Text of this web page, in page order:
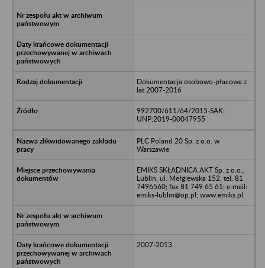
Dokumentacja osobowo-płacowa z
lat 2007-2016
992700/611/64/2015-SAK;
UNP:2019-00047955
PLC Poland 20 Sp. z o.o. w
Warszawie
EMIKS SKŁADNICA AKT Sp. z o.o.,
Lublin, ul. Mełgiewska 152, tel. 81
7496560; fax 81 749 65 61; e-mail:
emiks-lublin@op.pl; www.emiks.pl
2007-2013